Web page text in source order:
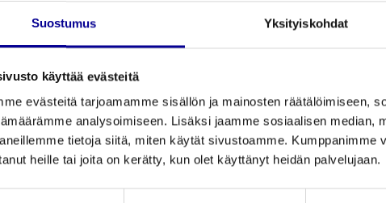
Suostumus Yksityiskohdat
käyttää evästeitä
evästeitä tarjoamamme sisällön ja mainosten räätälöimiseen,
analysoimiseen. Lisäksi jaamme sosiaalisen median,
tietoja siitä, miten käytät sivustoamme. Kumppanimme
heille tai joita on kerätty, kun olet käyttänyt heidän palvelujaan.
Suihkunkestävä ja
hengittävä
Tutustu